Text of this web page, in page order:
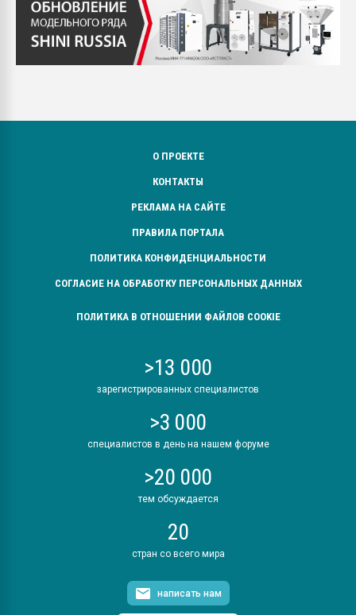
О ПРОЕКТЕ
КОНТАКТЫ
РЕКЛАМА НА САЙТЕ
ПРАВИЛА ПОРТАЛА
ПОЛИТИКА КОНФИДЕНЦИАЛЬНОСТИ
СОГЛАСИЕ НА ОБРАБОТКУ ПЕРСОНАЛЬНЫХ ДАННЫХ
ПОЛИТИКА В ОТНОШЕНИИ ФАЙЛОВ COOKIE
>13 000
зарегистрированных специалистов
>3 000
специалистов в день на нашем форуме
>20 000
тем обсуждается
20
стран со всего мира
написать нам